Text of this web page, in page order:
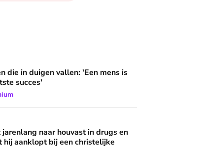
vallen: 'Een mens is meer dan zijn grootste succes'
die in duigen vallen: 'Een mens is
succes'
houvast in drugs en criminaliteit, totdat hij aanklopt
naar houvast in drugs en
aanklopt bij een christelijke